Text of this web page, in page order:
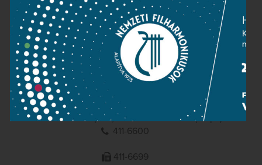
NEMZETI
FILHARMONIKUSOK
1095 Budapest, Komor Marcell u. 1. (Müpa)
411-6600
411-6699